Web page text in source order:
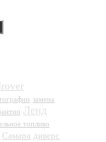
замена
Ленд
топливо
Самара диверс